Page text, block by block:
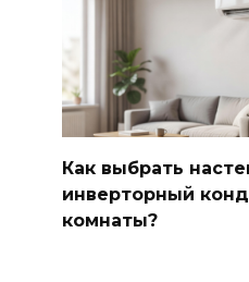
Как выбрать
инверторный
комнаты?